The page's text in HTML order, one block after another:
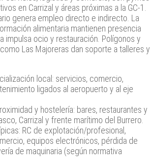
en Carrizal y áreas próximas a la GC‑1.
genera empleo directo e indirecto. La
alimentaria mantienen presencia
impulsa ocio y restauración. Polígonos y
Las Majoreras dan soporte a talleres y
local: servicios, comercio,
ligados al aeropuerto y al eje
y hostelería: bares, restaurantes y
Carrizal y frente marítimo del Burrero.
RC de explotación/profesional,
equipos electrónicos, pérdida de
de maquinaria (según normativa